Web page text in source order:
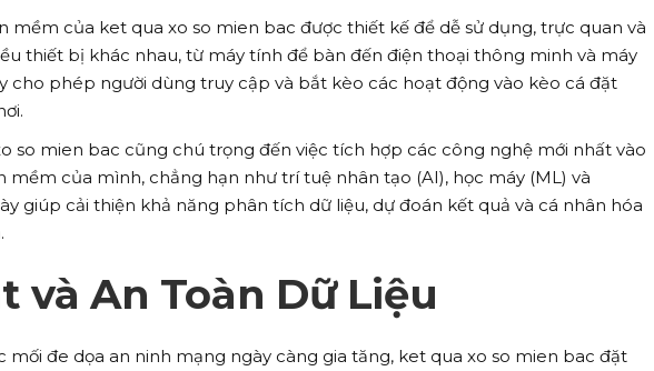
mềm của ket qua xo so mien bac được thiết kế để dễ sử dụng, trực quan và
thiết bị khác nhau, từ máy tính để bàn đến điện thoại thông minh và máy
cho phép người dùng truy cập và bắt kèo các hoạt động vào kèo cá đặt
so mien bac cũng chú trọng đến việc tích hợp các công nghệ mới nhất vào
mềm của mình, chẳng hạn như trí tuệ nhân tạo (AI), học máy (ML) và
giúp cải thiện khả năng phân tích dữ liệu, dự đoán kết quả và cá nhân hóa
và An Toàn Dữ Liệu
mối đe dọa an ninh mạng ngày càng gia tăng, ket qua xo so mien bac đặt